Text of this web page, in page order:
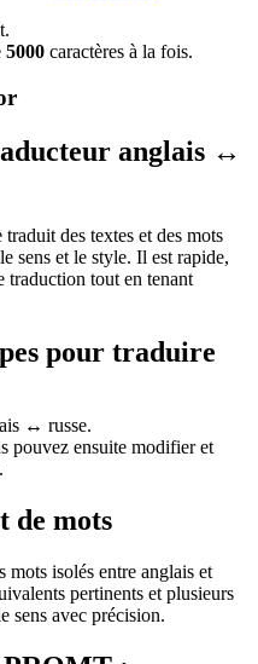
5000 caractères à la fois.
anglais ↔
des textes et des mots
sens et le style. Il est rapide,
traduction tout en tenant
pour traduire
↔ russe.
pouvez ensuite modifier et
de mots
mots isolés entre anglais et
pertinents et plusieurs
sens avec précision.